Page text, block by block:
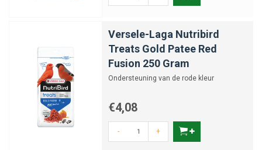
Versele-Laga Nutribird
Treats Gold Patee Red
Fusion 250 Gram
Ondersteuning van de rode kleur
€4,08
- +